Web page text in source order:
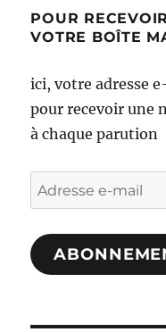
POUR
VOTRE BOÎTE
ici, votre adresse
pour recevoir une
à chaque parution
Adresse
e-
mail